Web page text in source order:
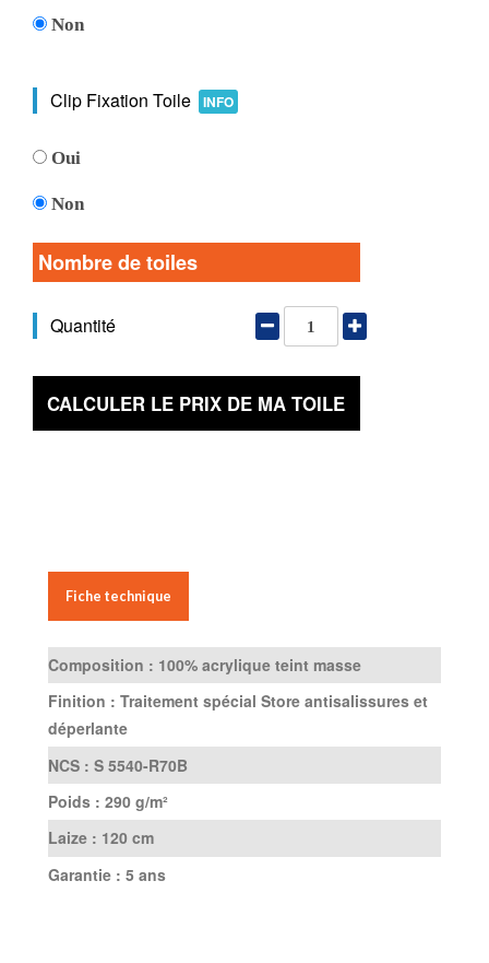
Non
Clip Fixation Toile INFO
Oui
Non
Nombre de toiles
Quantité
CALCULER LE PRIX DE MA TOILE
Fiche technique
Composition : 100% acrylique teint masse
Finition : Traitement spécial Store antisalissures et
déperlante
NCS : S 5540-R70B
Poids : 290 g/m²
Laize : 120 cm
Garantie : 5 ans